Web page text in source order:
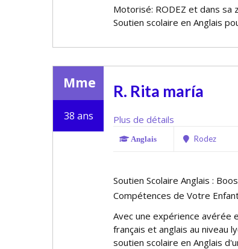
Motorisé: RODEZ et dans sa
Soutien scolaire en Anglais
Mme
38 ans
R. Rita maría
Plus de détails
Anglais Rodez
Soutien Scolaire Anglais :
Compétences de Votre
Avec une expérience avérée
français et anglais au niveau
soutien scolaire en Anglais